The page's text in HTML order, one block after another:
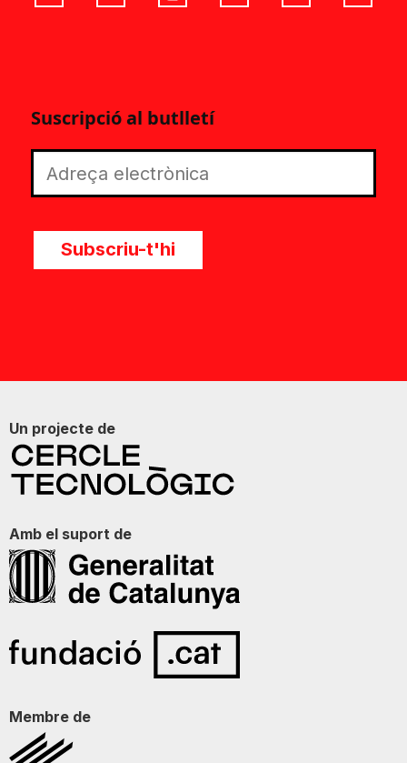
Suscripció al butlletí
Subscriu-t'hi
Un projecte de
Amb el suport de
Membre de